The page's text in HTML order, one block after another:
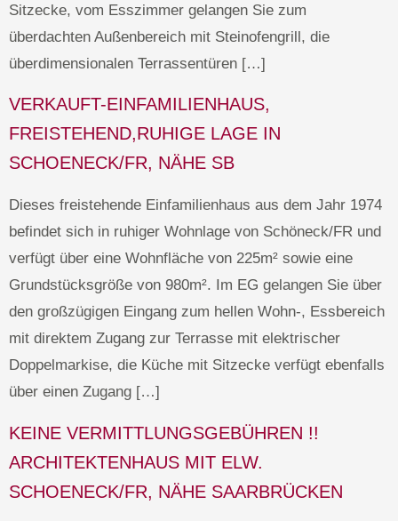
Sitzecke, vom Esszimmer gelangen Sie zum
überdachten Außenbereich mit Steinofengrill, die
überdimensionalen Terrassentüren […]
VERKAUFT-EINFAMILIENHAUS,
FREISTEHEND,RUHIGE LAGE IN
SCHOENECK/FR, NÄHE SB
Dieses freistehende Einfamilienhaus aus dem Jahr 1974
befindet sich in ruhiger Wohnlage von Schöneck/FR und
verfügt über eine Wohnfläche von 225m² sowie eine
Grundstücksgröße von 980m². Im EG gelangen Sie über
den großzügigen Eingang zum hellen Wohn-, Essbereich
mit direktem Zugang zur Terrasse mit elektrischer
Doppelmarkise, die Küche mit Sitzecke verfügt ebenfalls
über einen Zugang […]
KEINE VERMITTLUNGSGEBÜHREN !!
ARCHITEKTENHAUS MIT ELW.
SCHOENECK/FR, NÄHE SAARBRÜCKEN